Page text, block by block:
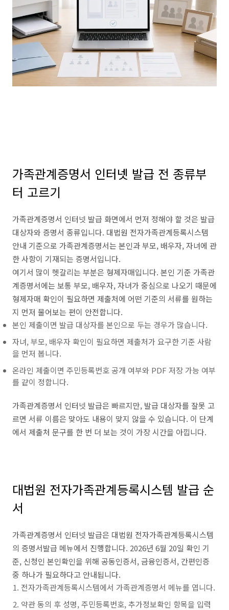
가족관계증명서 인터넷 발급 전 종류부
터 고르기
가족관계증명서 인터넷 발급 화면에서 먼저 정해야 할 것은 발급
대상자와 증명서 종류입니다. 대법원 전자가족관계등록시스템
안내 기준으로 가족관계증명서는 본인과 부모, 배우자, 자녀에 관
한 사항이 기재되는 증명서입니다.
여기서 많이 헷갈리는 부분은 형제자매입니다. 본인 기준 가족관
계증명서에는 보통 부모, 배우자, 자녀가 중심으로 나오기 때문에
형제자매 확인이 필요하면 제출처에 어떤 기준의 서류를 원하는
지 먼저 물어보는 편이 안전합니다.
본인 제출이면 발급 대상자를 본인으로 두는 경우가 많습니다.
자녀, 부모, 배우자 확인이 필요하면 제출처가 요구한 기준 사람
을 먼저 봅니다.
온라인 제출이면 주민등록번호 공개 여부와 PDF 저장 가능 여부
를 같이 정합니다.
가족관계증명서 인터넷 발급은 빠르지만, 발급 대상자를 잘못 고
르면 서류 이름은 맞아도 내용이 맞지 않을 수 있습니다. 이 단계
에서 제출처 문구를 한 번 더 보는 것이 가장 시간을 아낍니다.
대법원 전자가족관계등록시스템 발급 순
서
가족관계증명서 인터넷 발급은 대법원 전자가족관계등록시스템
의 증명서발급 메뉴에서 진행합니다. 2026년 6월 20일 확인 기
준, 신청인 본인확인을 위해 공동인증서, 금융인증서, 간편인증
중 하나가 필요하다고 안내됩니다.
전자가족관계등록시스템에서 가족관계증명서 메뉴를 엽니다.
약관 동의 후 성명, 주민등록번호, 추가정보확인 항목을 입력